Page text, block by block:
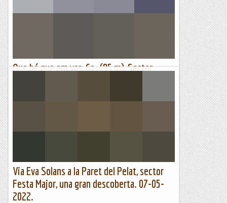
Que bé que em vas, 6a+ (95 m), Sector
que nosaltres repetint-les. Aquesta, recent, la trobem amb la
Lo gall
Via Eva Solans a la Paret del Pelat, sector
Festa Major, una gran descoberta. 07-05-
2022.